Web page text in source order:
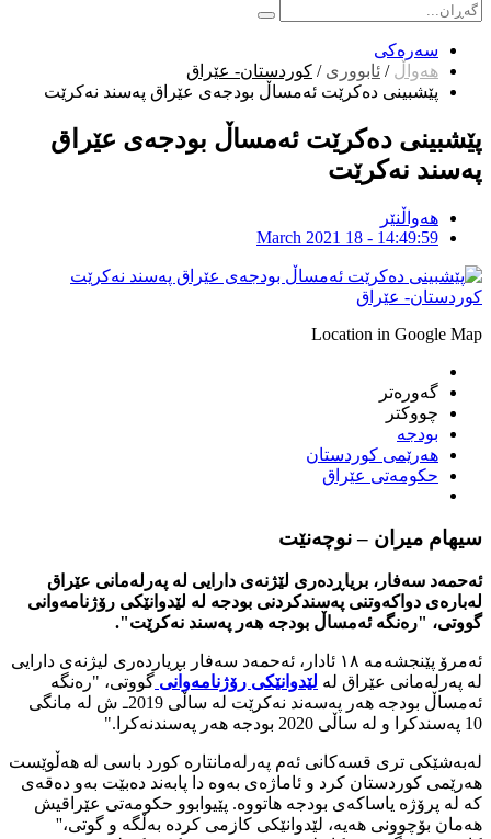
سەرەکی
هەواڵ / ئابووری / کوردستان- عێراق
پێشبینی دەکرێت ئەمساڵ بودجەی عێراق پەسند نەکرێت
پێشبینی دەکرێت ئەمساڵ بودجەی عێراق
پەسند نەکرێت
هەواڵنێر
March 2021 18 - 14:49:59
کوردستان- عێراق
Location in Google Map
گەورەتر
چووکتر
بودجه‌
هەرێمی کوردستان
حکومەتی عێراق
سیهام میران – نوچەنێت
ئەحمەد سەفار، بریاڕدەری لێژنەی دارایی لە پەرلەمانی عێراق
لەبارەی دواكه‌وتنى پەسندکردنی بودجە لە لێدوانێکی رۆژنامەوانی
گووتی، "رەنگە ئەمساڵ بودجە هەر پەسند نەکرێت".
ئەمرۆ پێنجشەمە ١٨ ئادار، ئه‌حمه‌د سه‌فار بڕیاردەری لیژنەی دارایی
لە پەرلەمانی عێراق له‌ لێدوانێكى رۆژنامه‌وانى گووتی، "رەنگە
ئەمساڵ بودجە هەر پەسەند نەکرێت لە ساڵی 2019ـ ش لە مانگی
10 پەسندکرا و لە ساڵی 2020 بودجە هەر پەسندنەکرا."
له‌به‌شێكى ترى قسه‌كانى ئه‌م په‌رله‌مانتاره‌ كورد باسى له‌ هه‌ڵوێست
هه‌رێمى كوردستان كرد و ئاماژه‌ى به‌وه‌ دا پابه‌ند ده‌بێت به‌و ده‌قه‌ى
كه‌ له‌ پرۆژه‌ یاساكه‌ى بودجه‌ هاتووه‌. پێیوابوو حكومه‌تى عێراقیش
هه‌مان بۆچوونى هه‌یه‌، لێدوانێكى كازمى كرده‌ به‌ڵگه‌ و گوتى،''